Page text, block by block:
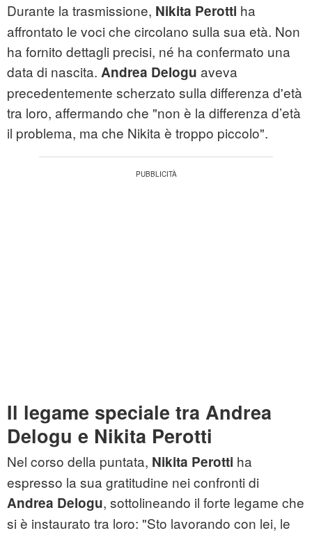
Durante la trasmissione, Nikita Perotti ha
affrontato le voci che circolano sulla sua età. Non
ha fornito dettagli precisi, né ha confermato una
data di nascita. Andrea Delogu aveva
precedentemente scherzato sulla differenza d'età
tra loro, affermando che "non è la differenza d’età
il problema, ma che Nikita è troppo piccolo".
Il legame speciale tra Andrea
Delogu e Nikita Perotti
Nel corso della puntata, Nikita Perotti ha
espresso la sua gratitudine nei confronti di
Andrea Delogu, sottolineando il forte legame che
si è instaurato tra loro: "Sto lavorando con lei, le